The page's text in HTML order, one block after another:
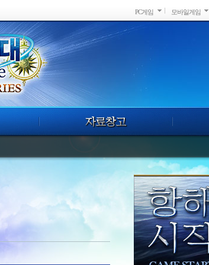
PC게임 모바일게임